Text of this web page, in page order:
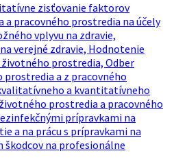
zisťovanie faktorov
pracovného prostredia na účely
vplyvu na zdravie,
verejné zdravie, Hodnotenie
prostredia, Odber
a z pracovného
a kvantitatívneho
prostredia a pracovného
prípravkami na
a na prácu s prípravkami na
škodcov na profesionálne